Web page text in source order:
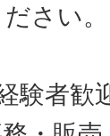
さい。
験者歓